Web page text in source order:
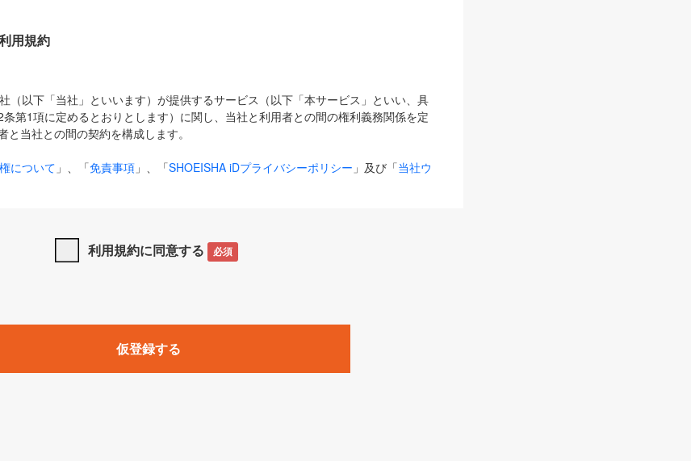
用規約
（以下「当社」といいます）が提供するサービス（以下「本サービス」といい、具
第1項に定めるとおりとします）に関し、当社と利用者との間の権利義務関係を定
当社との間の契約を構成します。
について 」、「免責事項 」、「SHOEISHA iDプライバシーポリシー 」及び「当社ウ
適用されるものとします。
が提供する以下のサービス（名称や内容が変更された場合、変更後のサービスを含
に関連して当社が実施するイベントやキャンペーンをいいます。
」「MarkeZine」「EnterpriseZine」「ECzine」「Biz/Zine」「HRzine」
利用規約に同意する 必須
仮登録する